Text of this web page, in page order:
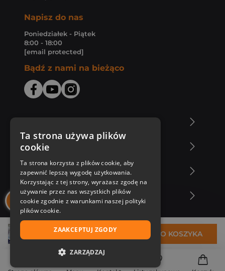
31,75 zł DO KOSZYKA
Napisz do nas
Poniedziałek - Piątek
8:00 - 18:00
[email protected]
Bądź z nami na bieżąco
Zakupy u nas
Nasza oferta
Nasi autorzy
Ta strona używa plików
cookie
Ta strona korzysta z plików cookie, aby
zapewnić lepszą wygodę użytkowania.
Korzystając z tej strony, wyrażasz zgodę na
używanie przez nas wszystkich plików
cookie zgodnie z warunkami naszej polityki
plików cookie.
ZAAKCEPTUJ ZGODY
ZARZĄDZAJ